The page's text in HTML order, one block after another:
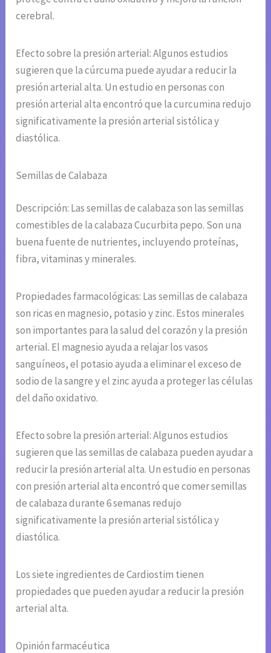
cerebral.
Efecto sobre la presión arterial: Algunos estudios
sugieren que la cúrcuma puede ayudar a reducir la
presión arterial alta. Un estudio en personas con
presión arterial alta encontró que la curcumina redujo
significativamente la presión arterial sistólica y
diastólica.
Semillas de Calabaza
Descripción: Las semillas de calabaza son las semillas
comestibles de la calabaza Cucurbita pepo. Son una
buena fuente de nutrientes, incluyendo proteínas,
fibra, vitaminas y minerales.
Propiedades farmacológicas: Las semillas de calabaza
son ricas en magnesio, potasio y zinc. Estos minerales
son importantes para la salud del corazón y la presión
arterial. El magnesio ayuda a relajar los vasos
sanguíneos, el potasio ayuda a eliminar el exceso de
sodio de la sangre y el zinc ayuda a proteger las células
del daño oxidativo.
Efecto sobre la presión arterial: Algunos estudios
sugieren que las semillas de calabaza pueden ayudar a
reducir la presión arterial alta. Un estudio en personas
con presión arterial alta encontró que comer semillas
de calabaza durante 6 semanas redujo
significativamente la presión arterial sistólica y
diastólica.
Los siete ingredientes de Cardiostim tienen
propiedades que pueden ayudar a reducir la presión
arterial alta.
Opinión farmacéutica